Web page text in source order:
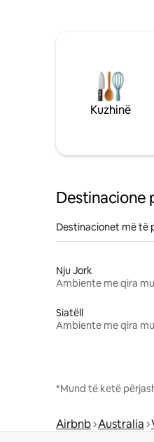
Kuzhinë
Destinacione
Destinacionet më të
Nju Jork
Ambiente me qira
Siatëll
Ambiente me qira
*Mund të ketë
Airbnb Australia